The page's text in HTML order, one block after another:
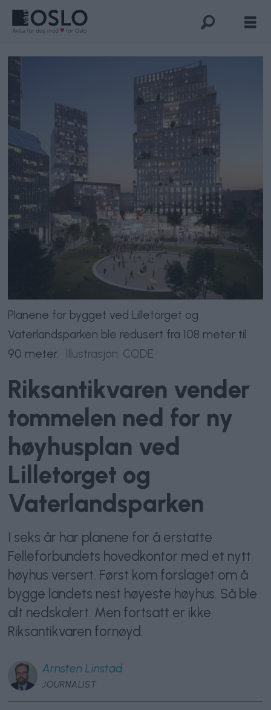
Planene for bygget ved Lilletorget og
Vaterlandsparken ble redusert fra 108 meter til
90 meter.
Illustrasjon: CODE
Riksantikvaren vender
tommelen ned for ny
høyhusplan ved
Lilletorget og
Vaterlandsparken
I seks år har planene for å erstatte
Felleforbundets hovedkontor med et nytt
høyhus versert. Først kom forslaget om å
bygge landets nest høyeste høyhus. Så ble
alt nedskalert. Men fortsatt er ikke
Riksantikvaren fornøyd.
Arnsten Linstad
JOURNALIST